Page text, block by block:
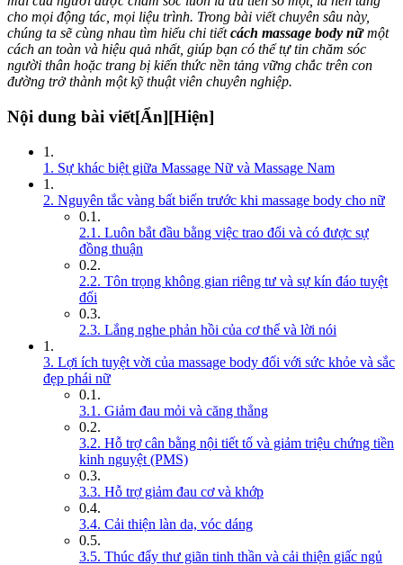
cho mọi động tác, mọi liệu trình. Trong bài viết chuyên sâu này,
chúng ta sẽ cùng nhau tìm hiểu chi tiếtcách massage body nữmột
cách an toàn và hiệu quả nhất, giúp bạn có thể tự tin chăm sóc
người thân hoặc trang bị kiến thức nền tảng vững chắc trên con
đường trở thành một kỹ thuật viên chuyên nghiệp.
Nội dung bài viết[Ẩn][Hiện]
1. Sự khác biệt giữa Massage Nữ và Massage Nam
2. Nguyên tắc vàng bất biến trước khi massage body cho nữ
2.1. Luôn bắt đầu bằng việc trao đổi và có được sự
đồng thuận
2.2. Tôn trọng không gian riêng tư và sự kín đáo tuyệt
đối
2.3. Lắng nghe phản hồi của cơ thể và lời nói
3. Lợi ích tuyệt vời của massage body đối với sức khỏe và sắc
đẹp phái nữ
3.1. Giảm đau mỏi và căng thẳng
3.2. Hỗ trợ cân bằng nội tiết tố và giảm triệu chứng tiền
kinh nguyệt (PMS)
3.3. Hỗ trợ giảm đau cơ và khớp
3.4. Cải thiện làn da, vóc dáng
3.5. Thúc đẩy thư giãn tinh thần và cải thiện giấc ngủ